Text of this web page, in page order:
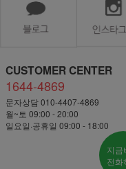
CUSTOMER CENTER
1644-4869
문자상담 010-4407-4869
월~토 09:00 - 20:00
일요일·공휴일 09:00 - 18:00
지금
전화